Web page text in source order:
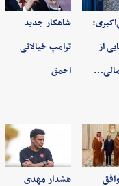
از
شاهکار جدید
ترامپ خیالاتی
احمق
هشدار مهدی